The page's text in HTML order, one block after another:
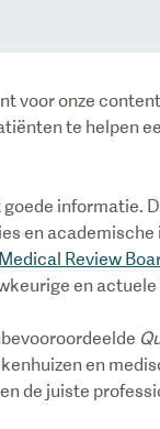
voor onze
te helpen
informatie.
en
Medical Review
en
en
de juiste